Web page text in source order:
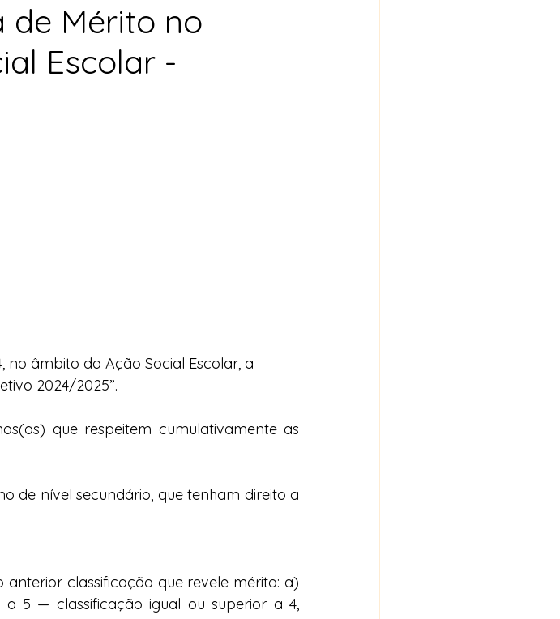
de Mérito no
Escolar -
, no âmbito da Ação Social Escolar, a
2024/2025”.
que respeitem cumulativamente as
de nível secundário, que tenham direito a
classificação que revele mérito: a)
a 5 — classificação igual ou superior a 4,